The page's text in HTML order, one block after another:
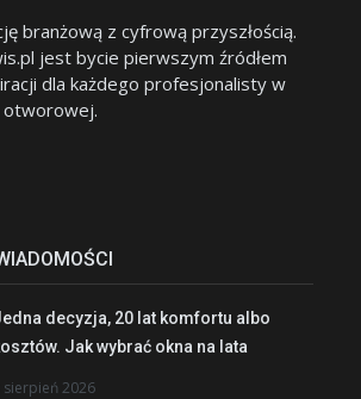
branżową z cyfrową przyszłością.
jest bycie pierwszym źródłem
dla każdego profesjonalisty w
otworowej.
decyzja, 20 lat komfortu albo
Jak wybrać okna na lata
sierpień 2026